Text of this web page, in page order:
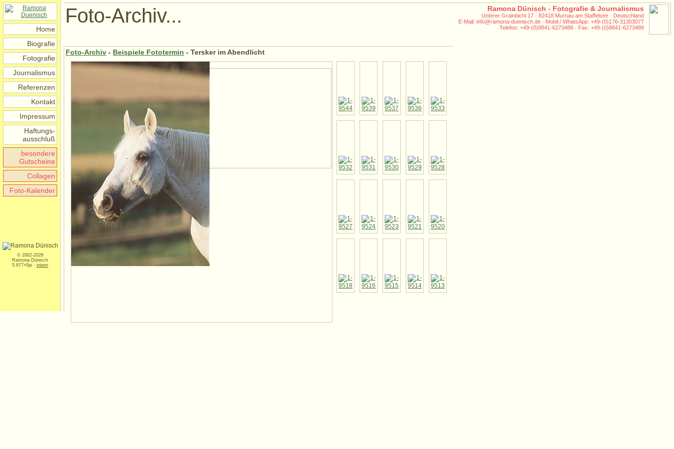
Home
Biografie
Fotografie
Journalismus
Referenzen
Kontakt
Impressum
Haftungs-
ausschluß
besondere
Gutscheine
Collagen
Foto-Kalender
© 2002-2026
Ramona Dünisch
5.677+0pi · intern
Foto-Archiv... Ramona Dünisch - Fotografie & Journalismus
Unterer Grainbichl 17 · 82418 Murnau am Staffelsee · Deutschland
E-Mail: info@ramona-duenisch.de · Mobil / WhatsApp: +49-(0)176-31303077
Telefon: +49-(0)8841-6273488 · Fax: +49-(0)8841-6273489
Foto-Archiv - Beispiele Fototermin - Tersker im Abendlicht